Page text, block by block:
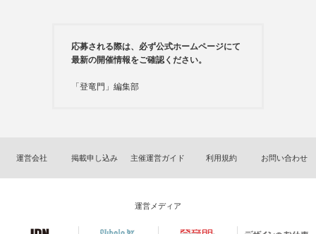
応募される際は、必ず公式ホームページにて
最新の開催情報をご確認ください。
「登竜門」編集部
運営会社 掲載申し込み 主催運営ガイド 利用規約 お問い合わせ
運営メディア